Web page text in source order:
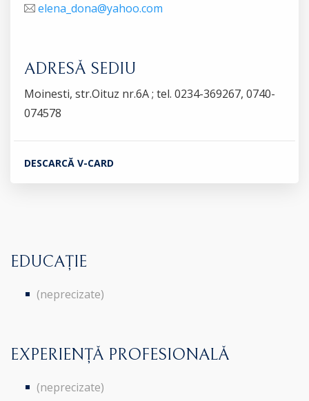
elena_dona@yahoo.com
ADRESĂ SEDIU
Moinesti, str.Oituz nr.6A ; tel. 0234-369267, 0740-
074578
DESCARCĂ V-CARD
EDUCAȚIE
(neprecizate)
EXPERIENȚĂ PROFESIONALĂ
(neprecizate)